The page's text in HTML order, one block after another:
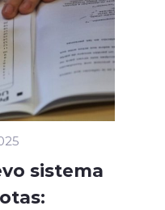
sistema